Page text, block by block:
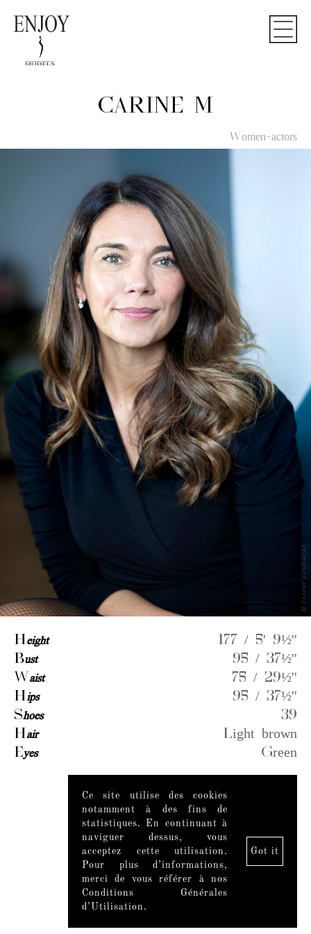
CARINE M
Women-actors
Height
177 / 5' 9½''
Bust
95 / 37½''
Waist
75 / 29½''
Hips
95 / 37½''
Shoes
39
Hair
Light brown
Eyes Green
Ce site utilise des cookies
notamment à des fins de
statistiques. En continuant à
naviguer dessus, vous
acceptez cette utilisation.
Pour plus d’informations,
merci de vous référer à nos
Conditions Générales
d’Utilisation.
Got it